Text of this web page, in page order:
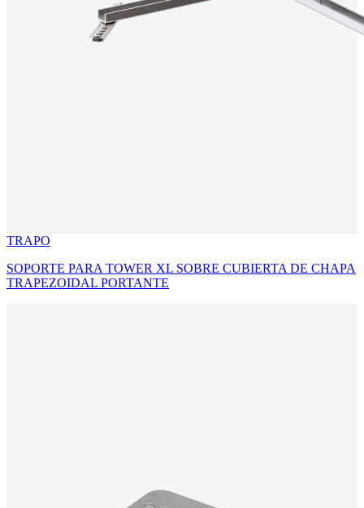
TRAPO
SOPORTE PARA TOWER XL SOBRE CUBIERTA DE CHAPA
TRAPEZOIDAL PORTANTE